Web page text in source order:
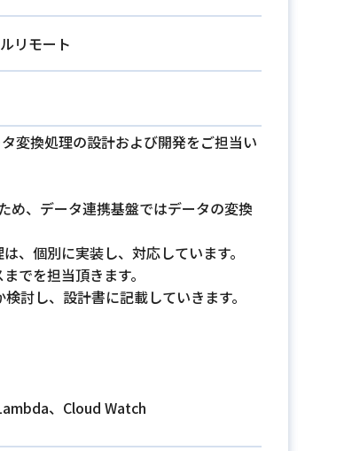
リモート
変換処理の設計および開発をご担当い
め、データ連携基盤ではデータの変換
、個別に実装し、対応しています。
でを担当頂きます。
討し、設計書に記載していきます。
、Cloud Watch